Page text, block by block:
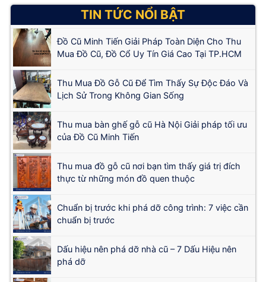
TIN TỨC NỔI BẬT
Đồ Cũ Minh Tiến Giải Pháp Toàn Diện Cho Thu
Mua Đồ Cũ, Đồ Cổ Uy Tín Giá Cao Tại TP.HCM
Thu Mua Đồ Gỗ Cũ Để Tìm Thấy Sự Độc Đáo Và
Lịch Sử Trong Không Gian Sống
Thu mua bàn ghế gỗ cũ Hà Nội Giải pháp tối ưu
của Đồ Cũ Minh Tiến
Thu mua đồ gỗ cũ nơi bạn tìm thấy giá trị đích
thực từ những món đồ quen thuộc
Chuẩn bị trước khi phá dỡ công trình: 7 việc cần
chuẩn bị trước
Dấu hiệu nên phá dỡ nhà cũ – 7 Dấu Hiệu nên
phá dỡ